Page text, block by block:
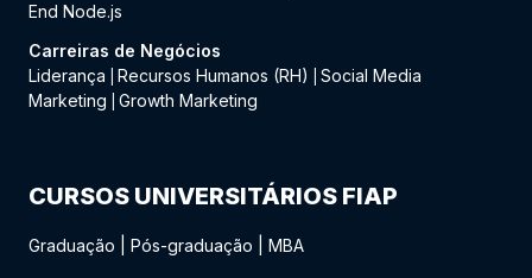
End Node.js
Carreiras de Negócios
Liderança
Recursos Humanos (RH)
Social Media
Marketing
Growth Marketing
CURSOS UNIVERSITÁRIOS FIAP
Graduação Pós-graduação MBA